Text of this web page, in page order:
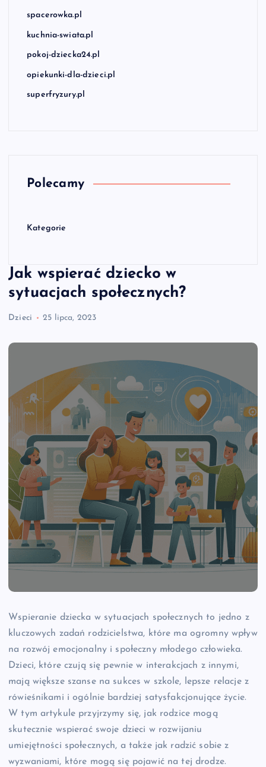
spacerowka.pl
kuchnia-swiata.pl
pokoj-dziecka24.pl
opiekunki-dla-dzieci.pl
superfryzury.pl
Polecamy
Kategorie
Jak wspierać dziecko w
sytuacjach społecznych?
Dzieci 25 lipca, 2023
Wspieranie dziecka w sytuacjach społecznych to jedno z
kluczowych zadań rodzicielstwa, które ma ogromny wpływ
na rozwój emocjonalny i społeczny młodego człowieka.
Dzieci, które czują się pewnie w interakcjach z innymi,
mają większe szanse na sukces w szkole, lepsze relacje z
rówieśnikami i ogólnie bardziej satysfakcjonujące życie.
W tym artykule przyjrzymy się, jak rodzice mogą
skutecznie wspierać swoje dzieci w rozwijaniu
umiejętności społecznych, a także jak radzić sobie z
wyzwaniami, które mogą się pojawić na tej drodze.